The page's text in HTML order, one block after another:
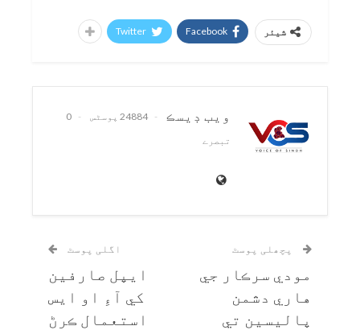
شیئر Facebook
Twitter
ويب ڊيسڪ 24884 پوسٹس
0
تبصرے
پچھلی پوسٹ
مودي سرڪار جي
هاري دشمن
پاليسين تي
اگلی پوسٹ
ايپل صارفين
کي آءِ او ايس
استعمال ڪرڻ